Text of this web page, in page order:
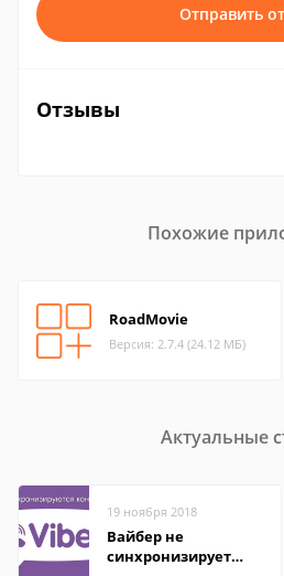
Отправить
Отзывы
Похожие
RoadMovie
Версия: 2.7.4 (24.12 МБ)
Актуальные
19 ноября 2018
Вайбер не
синхронизирует